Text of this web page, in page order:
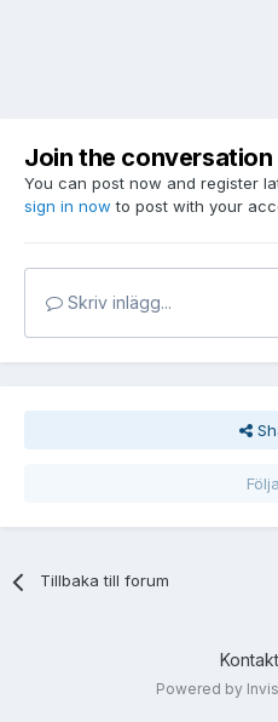
Join the conversation
You can post now and register
sign in now to post with your
Skriv inlägg...
Tillbaka till forum
Powered by